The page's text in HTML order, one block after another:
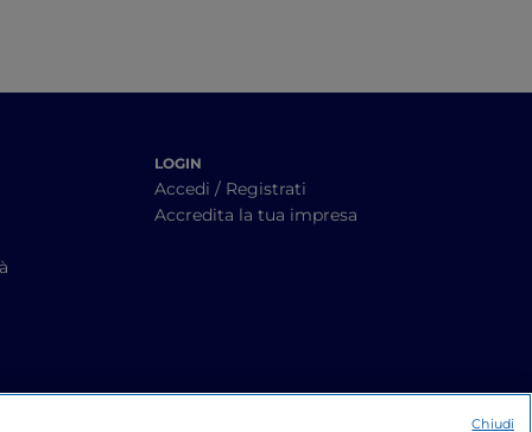
LOGIN
Accedi / Registrati
Accredita la tua impresa
Chiudi